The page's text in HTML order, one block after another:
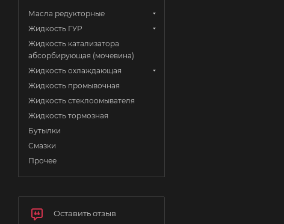
Масла редукторные
Жидкость ГУР
Жидкость катализатора
абсорбирующая (мочевина)
Жидкость охлаждающая
Жидкость промывочная
Жидкость стеклоомывателя
Жидкость тормозная
Бутылки
Смазки
Прочее
Оставить отзыв